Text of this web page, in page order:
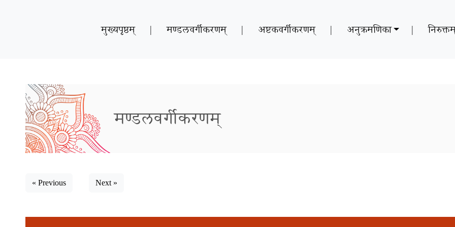
मुख्यपृष्ठम् | मण्डलवर्गीकरणम् | अष्टकवर्गीकरणम् | अनुक्रमणिका |
मण्डलवर्गीकरणम्
« Previous Next »